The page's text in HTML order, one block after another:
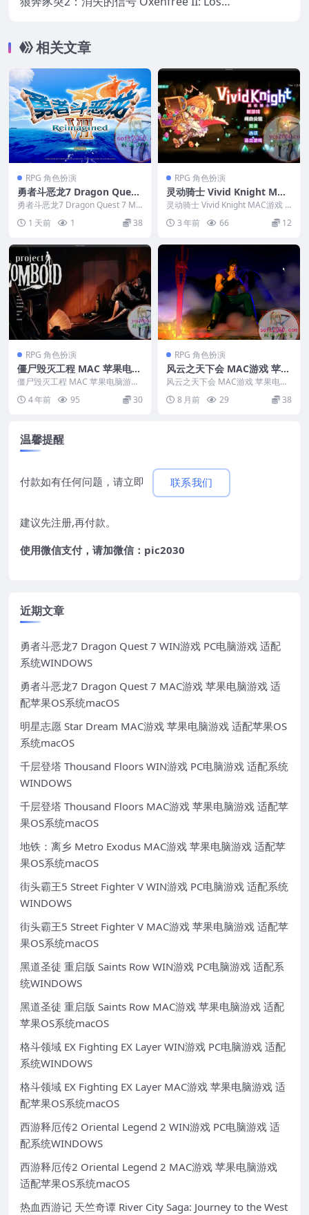
相关文章
RPG 角色扮演
勇者斗恶龙7 Dragon Quest
7 MAC游戏 苹果电脑游戏 适
配苹果OS系统macOS
勇者斗恶龙7 Dragon Quest 7 MA
C游戏 苹果电脑游戏 适配苹果O...
1 天前 1 38
RPG 角色扮演
灵动骑士 Vivid Knight MAC
游戏
灵动骑士 Vivid Knight MAC游戏
3 年前 66 12
RPG 角色扮演
僵尸毁灭工程 MAC 苹果电脑
游戏 原生版 支援10.14 10.15
11 12 13 适用于APPLE CPU
僵尸毁灭工程 MAC 苹果电脑游戏
原生版 支援10.14 10.15 11 1...
4 年前 95 30
RPG 角色扮演
风云之天下会 MAC游戏 苹果
电脑游戏 适配苹果OS系统m
acOS
风云之天下会 MAC游戏 苹果电脑
游戏 适配苹果OS系统macOS ...
8 月前 29 38
温馨提醒
付款如有任何问题，请立即 联系我们
建议先注册,再付款。
使用微信支付，请加微信：pic2030
近期文章
勇者斗恶龙7 Dragon Quest 7 WIN游戏 PC电脑游戏 适配
系统WINDOWS
勇者斗恶龙7 Dragon Quest 7 MAC游戏 苹果电脑游戏 适
配苹果OS系统macOS
明星志愿 Star Dream MAC游戏 苹果电脑游戏 适配苹果OS
系统macOS
千层登塔 Thousand Floors WIN游戏 PC电脑游戏 适配系统
WINDOWS
千层登塔 Thousand Floors MAC游戏 苹果电脑游戏 适配苹
果OS系统macOS
地铁：离乡 Metro Exodus MAC游戏 苹果电脑游戏 适配苹
果OS系统macOS
街头霸王5 Street Fighter V WIN游戏 PC电脑游戏 适配系统
WINDOWS
街头霸王5 Street Fighter V MAC游戏 苹果电脑游戏 适配苹
果OS系统macOS
黑道圣徒 重启版 Saints Row WIN游戏 PC电脑游戏 适配系
统WINDOWS
黑道圣徒 重启版 Saints Row MAC游戏 苹果电脑游戏 适配
苹果OS系统macOS
格斗领域 EX Fighting EX Layer WIN游戏 PC电脑游戏 适配
系统WINDOWS
格斗领域 EX Fighting EX Layer MAC游戏 苹果电脑游戏 适
配苹果OS系统macOS
西游释厄传2 Oriental Legend 2 WIN游戏 PC电脑游戏 适
配系统WINDOWS
西游释厄传2 Oriental Legend 2 MAC游戏 苹果电脑游戏
适配苹果OS系统macOS
热血西游记 天竺奇谭 River City Saga: Journey to the West